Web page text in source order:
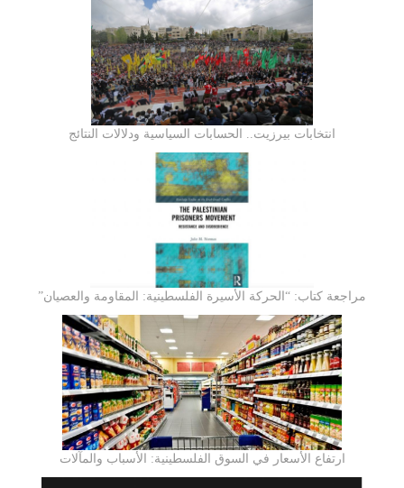
انتخابات بيرزيت.. الحسابات السياسية ودلالات النتائج
مراجعة كتاب: “الحركة الأسيرة الفلسطينية: المقاومة والعصيان”
ارتفاع الأسعار في السوق الفلسطينية: الأسباب والمآلات